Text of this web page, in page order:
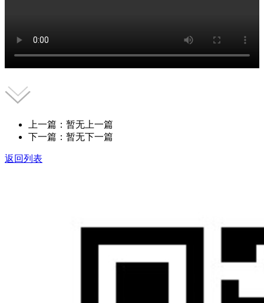
上一篇：暂无上一篇
下一篇：暂无下一篇
返回列表